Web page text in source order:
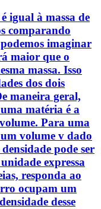
igual à massa de
comparando
imaginar
maior que o
massa. Isso
dos dois
maneira geral,
matéria é a
Para uma
volume v dado
pode ser
expressa
responda ao
ocupam um
desse